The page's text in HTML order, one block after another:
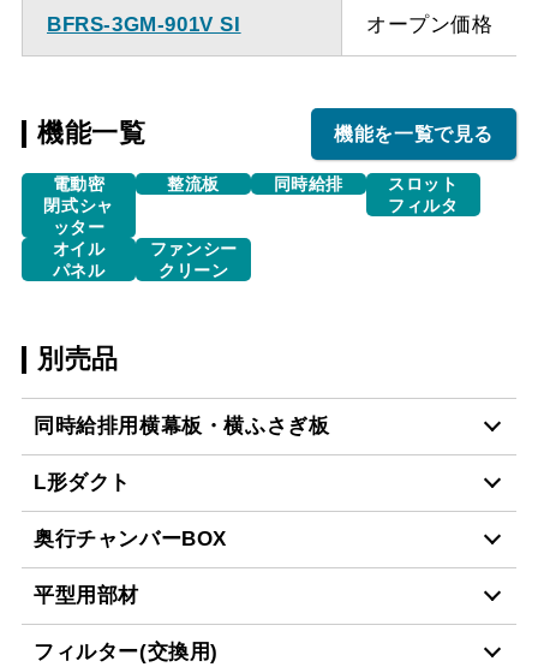
BFRS-3GM-901V SI オープン価格
機能一覧 機能を一覧で見る
電動密
閉式シャ
ッター
整流板 同時給排
スロット
フィルタ
オイル
パネル
ファンシー
クリーン
別売品
同時給排用横幕板・横ふさぎ板
YMP40-470 BK ¥5,170（税抜価格 ￥
YMP40-470 W ¥5,170（税抜価格 ￥
YMP40-470 SI ¥6,820（税抜価格 ￥
L形ダクト
LD-15 ¥3,520（税抜価格 ￥
奥行チャンバーBOX
CH-BFE-5060 BK ¥23,870（税抜価格 ￥
平型用部材
フィルター(交換用)